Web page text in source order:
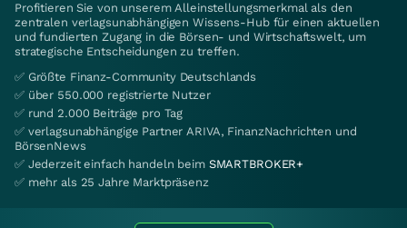
Profitieren Sie von unserem Alleinstellungsmerkmal als den
zentralen verlagsunabhängigen Wissens-Hub für einen aktuellen
und fundierten Zugang in die Börsen- und Wirtschaftswelt, um
strategische Entscheidungen zu treffen.
✅ Größte Finanz-Community Deutschlands
✅ über 550.000 registrierte Nutzer
✅ rund 2.000 Beiträge pro Tag
✅ verlagsunabhängige Partner ARIVA, FinanzNachrichten und
BörsenNews
✅ Jederzeit einfach handeln beim SMARTBROKER+
✅ mehr als 25 Jahre Marktpräsenz